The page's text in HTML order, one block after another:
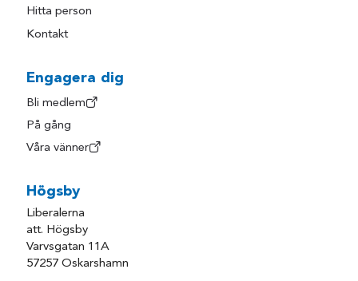
Hitta person
Kontakt
Engagera dig
Bli medlem
På gång
Våra vänner
Högsby
Liberalerna
att. Högsby
Varvsgatan 11A
57257 Oskarshamn